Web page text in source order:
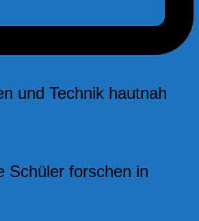
und Technik hautnah
Schüler forschen in